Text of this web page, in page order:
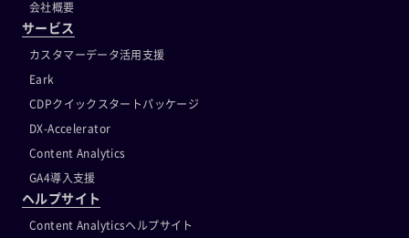
会社概要
サービス
カスタマーデータ活用支援
Eark
CDPクイックスタートパッケージ
DX-Accelerator
Content Analytics
GA4導入支援
ヘルプサイト
Content Analyticsヘルプサイト